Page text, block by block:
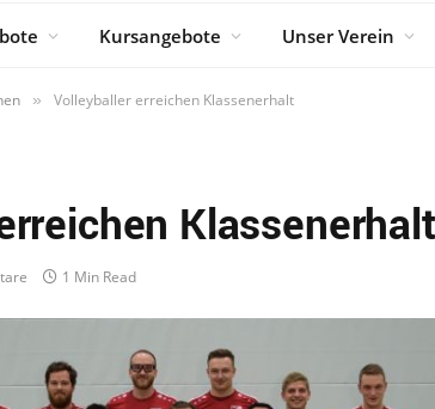
Kursangebote Unser Verein
» Volleyballer erreichen Klassenerhalt
Klassenerhalt
1 Min Read